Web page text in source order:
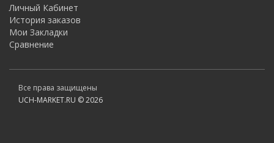
Личный Кабинет
История заказов
Мои Закладки
Сравнение
Все права защищены
UCH-MARKET.RU © 2026